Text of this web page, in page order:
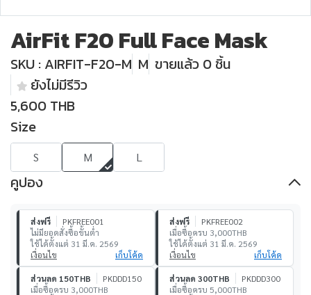
AirFit F20 Full Face Mask
SKU : AIRFIT-F20-M M ขายแล้ว 0 ชิ้น
ยังไม่มีรีวิว
5,600 THB
Size
S M L
คูปอง
ส่งฟรี
PKFREE001
ไม่มียอดสั่งซื้อขั้นต่ำ
ใช้ได้ตั้งแต่ 31 มี.ค. 2569
เงื่อนไข
เก็บโค้ด
ส่งฟรี
PKFREE002
เมื่อซื้อครบ 3,000THB
ใช้ได้ตั้งแต่ 31 มี.ค. 2569
เงื่อนไข
เก็บโค้ด
ส่วนลด 150THB
PKDDD150
เมื่อซื้อครบ 3,000THB
ส่วนลด 300THB
PKDDD300
เมื่อซื้อครบ 5,000THB